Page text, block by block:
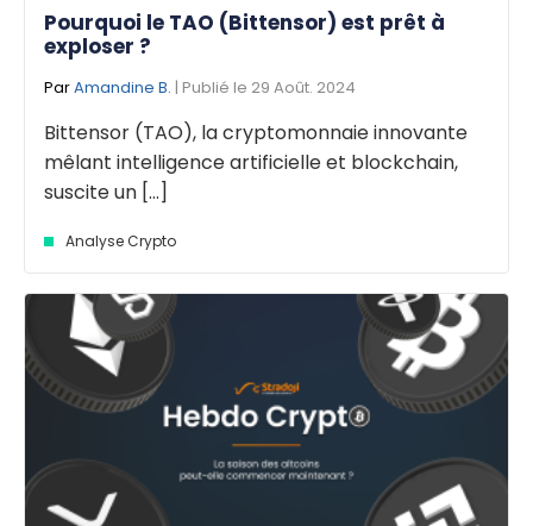
Pourquoi le TAO (Bittensor) est prêt à
exploser ?
ParAmandine B. | Publié le 29 Août. 2024
Bittensor (TAO), la cryptomonnaie innovante
mêlant intelligence artificielle et blockchain,
suscite un [...]
Analyse Crypto